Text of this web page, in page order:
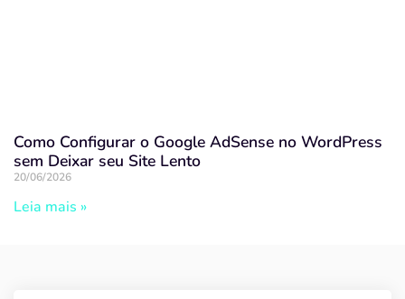
Como Configurar o Google AdSense no WordPress
sem Deixar seu Site Lento
20/06/2026
Leia mais »